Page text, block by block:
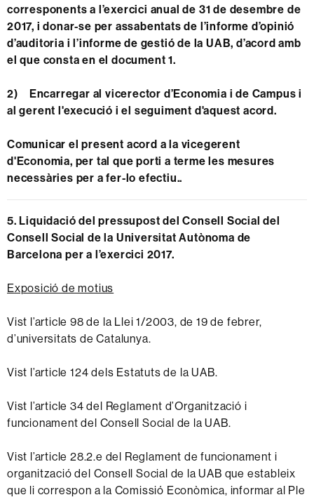
corresponents a l’exercici anual de 31 de desembre de
2017, i donar-se per assabentats de l’informe d’opinió
d’auditoria i l’informe de gestió de la UAB, d’acord amb
el que consta en el document 1.
2) Encarregar al vicerector d’Economia i de Campus i
al gerent l'execució i el seguiment d'aquest acord.
Comunicar el present acord a la vicegerent
d'Economia, per tal que porti a terme les mesures
necessàries per a fer-lo efectiu..
5. Liquidació del pressupost del Consell Social del
Consell Social de la Universitat Autònoma de
Barcelona per a l’exercici 2017.
Exposició de motius
Vist l’article 98 de la Llei 1/2003, de 19 de febrer,
d’universitats de Catalunya.
Vist l’article 124 dels Estatuts de la UAB.
Vist l’article 34 del Reglament d’Organització i
funcionament del Consell Social de la UAB.
Vist l’article 28.2.e del Reglament de funcionament i
organització del Consell Social de la UAB que estableix
que li correspon a la Comissió Econòmica, informar al Ple